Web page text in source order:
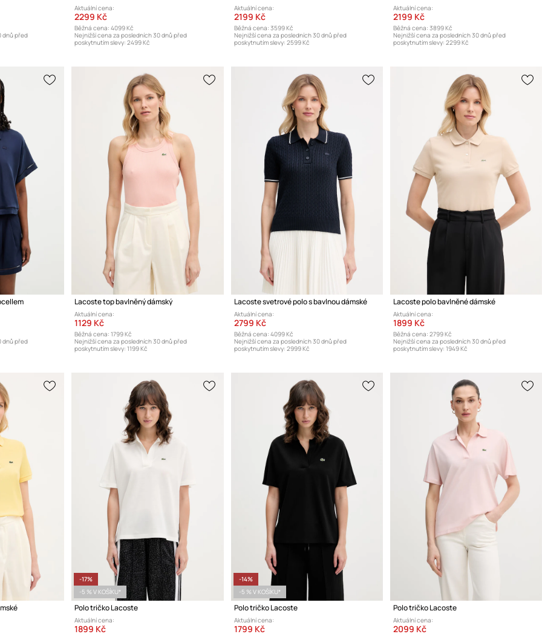
dnů před
Aktuální cena:
2299 Kč
Běžná cena: 4099 Kč
Nejnižší cena za posledních 30 dnů před
poskytnutím slevy: 2499 Kč
Aktuální cena:
2199 Kč
Běžná cena: 3599 Kč
Nejnižší cena za posledních 30 dnů před
poskytnutím slevy: 2599 Kč
Aktuální cena:
2199 Kč
Běžná cena: 3899 Kč
Nejnižší cena za posledních 30 dnů před
poskytnutím slevy: 2299 Kč
dnů před
Lacoste top bavlněný dámský
Aktuální cena:
1129 Kč
Běžná cena: 1799 Kč
Nejnižší cena za posledních 30 dnů před
poskytnutím slevy: 1199 Kč
Lacoste svetrové polo s bavlnou dámské
Aktuální cena:
2799 Kč
Běžná cena: 4099 Kč
Nejnižší cena za posledních 30 dnů před
poskytnutím slevy: 2999 Kč
Lacoste polo bavlněné dámské
Aktuální cena:
1899 Kč
Běžná cena: 2799 Kč
Nejnižší cena za posledních 30 dnů před
poskytnutím slevy: 1949 Kč
-17%
-5 % V KOŠÍKU*
Polo tričko Lacoste
Aktuální cena:
1899 Kč
-14%
-5 % V KOŠÍKU*
Polo tričko Lacoste
Aktuální cena:
1799 Kč
Polo tričko Lacoste
Aktuální cena:
2099 Kč